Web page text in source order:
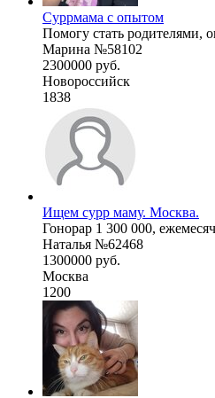
Суррмама с опытом
Помогу стать родителями,
Марина №58102
2300000 руб.
Новороссийск
1838
Ищем сурр маму. Москва.
Гонорар 1 300 000,
Наталья №62468
1300000 руб.
Москва
1200